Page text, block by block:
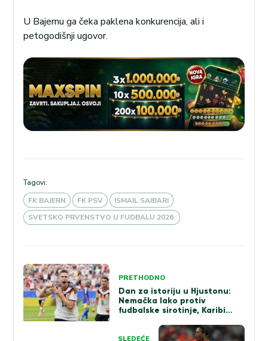
U Bajernu ga čeka paklena konkurencija, ali i
petogodišnji ugovor.
Tagovi:
FK BAJERN
FK PSV
ISMAIL SAIBARI
SVETSKO PRVENSTVO U FUDBALU 2026.
Kretanje
članka
PRETHODNO
Dan za istoriju u Hjustonu:
Nemačka lako protiv
fudbalske sirotinje, Karibi
SLEDEĆE